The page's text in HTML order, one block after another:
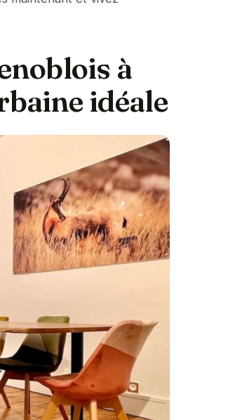
à
idéale